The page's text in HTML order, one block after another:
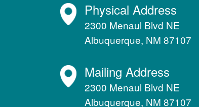
Physical Address
2300 Menaul Blvd NE
Albuquerque, NM 87107
Mailing Address
2300 Menaul Blvd NE
Albuquerque, NM 87107